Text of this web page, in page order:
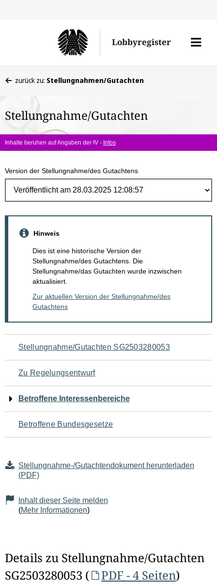
Lobbyregister
Menü
befinden
hier:
zurück zu: Stellungnahmen/Gutachten
Stellungnahme/Gutachten
Inhalte beruhen auf Angaben der IV - Infos
Version der Stellungnahme/des Gutachtens
Hinweis
Dies ist eine historische Version der
Stellungnahme/des Gutachtens. Die
Stellungnahme/das Gutachten wurde inzwischen
aktualisiert.
Zur aktuellen Version der Stellungnahme/des
Gutachtens
Navigation
für
den
Seiteninhalt
Stellungnahme/Gutachten SG2503280053
Zu Regelungsentwurf
Betroffene Interessenbereiche
Betroffene Bundesgesetze
Stellungnahme-/Gutachtendokument herunterladen
(PDF)
Inhalt dieser Seite melden
(Mehr Informationen)
Details zu Stellungnahme/Gutachten
SG2503280053 (
PDF - 4 Seiten)